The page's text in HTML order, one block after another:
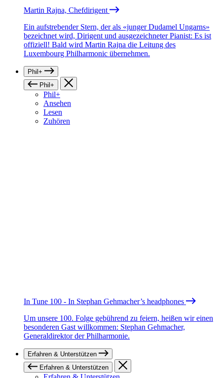
Martin Rajna, Chefdirigent
Ein aufstrebender Stern, der als «junger Dudamel Ungarns»
bezeichnet wird, Dirigent und ausgezeichneter Pianist: Es ist
offiziell! Bald wird Martin Rajna die Leitung des
Luxembourg Philharmonic übernehmen.
Phil+
Phil+
Phil+
Ansehen
Lesen
Zuhören
In Tune 100 - In Stephan Gehmacher’s headphones
Um unsere 100. Folge gebührend zu feiern, heißen wir einen
besonderen Gast willkommen: Stephan Gehmacher,
Generaldirektor der Philharmonie.
Erfahren & Unterstützen
Erfahren & Unterstützen